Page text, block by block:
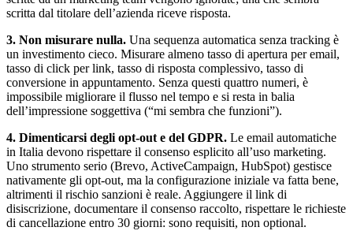
scritta dal titolare dell’azienda riceve risposta.
3. Non misurare nulla. Una sequenza automatica senza tracking è
un investimento cieco. Misurare almeno tasso di apertura per email,
tasso di click per link, tasso di risposta complessivo, tasso di
conversione in appuntamento. Senza questi quattro numeri, è
impossibile migliorare il flusso nel tempo e si resta in balia
dell’impressione soggettiva (“mi sembra che funzioni”).
4. Dimenticarsi degli opt-out e del GDPR. Le email automatiche
in Italia devono rispettare il consenso esplicito all’uso marketing.
Uno strumento serio (Brevo, ActiveCampaign, HubSpot) gestisce
nativamente gli opt-out, ma la configurazione iniziale va fatta bene,
altrimenti il rischio sanzioni è reale. Aggiungere il link di
disiscrizione, documentare il consenso raccolto, rispettare le richieste
di cancellazione entro 30 giorni: sono requisiti, non optional.